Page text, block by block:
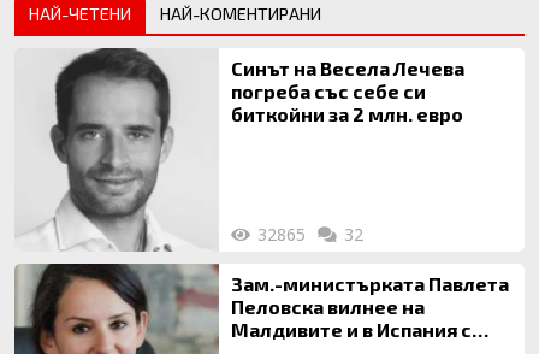
НАЙ-ЧЕТЕНИ НАЙ-КОМЕНТИРАНИ
Синът на Весела Лечева
погреба със себе си
биткойни за 2 млн. евро
32865 32
Зам.-министърката Павлета
Пеловска вилнее на
Малдивите и в Испания с